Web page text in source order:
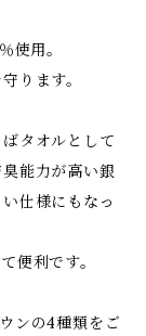
使用。
ります。
タオルとして
能力が高い銀
仕様にもなっ
便利です。
ンの4種類をご